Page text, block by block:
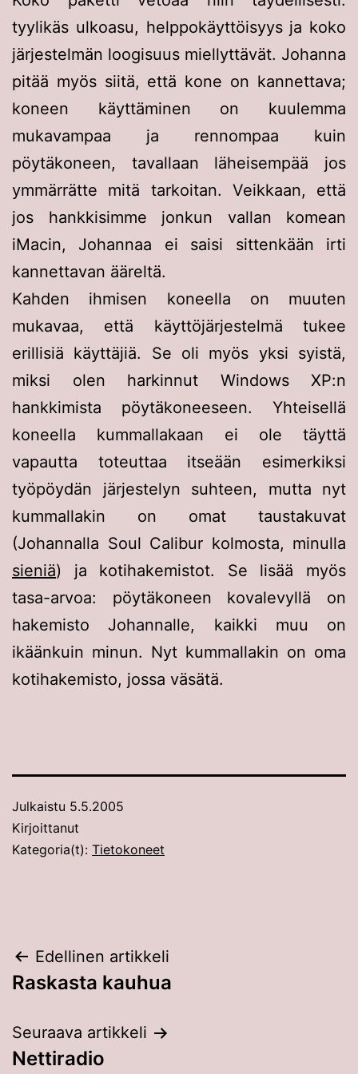
tyylikäs ulkoasu, helppokäyttöisyys ja koko
järjestelmän loogisuus miellyttävät. Johanna
pitää myös siitä, että kone on kannettava;
koneen käyttäminen on kuulemma
mukavampaa ja rennompaa kuin
pöytäkoneen, tavallaan läheisempää jos
ymmärrätte mitä tarkoitan. Veikkaan, että
jos hankkisimme jonkun vallan komean
iMacin, Johannaa ei saisi sittenkään irti
kannettavan ääreltä.
Kahden ihmisen koneella on muuten
mukavaa, että käyttöjärjestelmä tukee
erillisiä käyttäjiä. Se oli myös yksi syistä,
miksi olen harkinnut Windows XP:n
hankkimista pöytäkoneeseen. Yhteisellä
koneella kummallakaan ei ole täyttä
vapautta toteuttaa itseään esimerkiksi
työpöydän järjestelyn suhteen, mutta nyt
kummallakin on omat taustakuvat
(Johannalla Soul Calibur kolmosta, minulla
sieniä) ja kotihakemistot. Se lisää myös
tasa-arvoa: pöytäkoneen kovalevyllä on
hakemisto Johannalle, kaikki muu on
ikäänkuin minun. Nyt kummallakin on oma
kotihakemisto, jossa väsätä.
Julkaistu 5.5.2005
Kirjoittanut
Kategoria(t): Tietokoneet
Artikkelien
selaus
Edellinen artikkeli
Raskasta kauhua
Seuraava artikkeli
Nettiradio